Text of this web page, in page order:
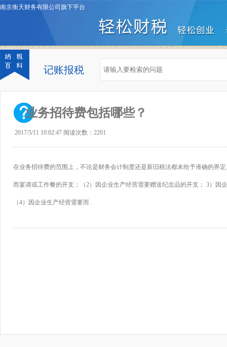
南京衡天财务有限公司旗下平台
记账报税
业务招待费包括哪些？
2017/5/11 10:02:47 阅读次数：2201
在业务招待费的范围上，不论是财务会计制度还是新旧税法都未给予准确的界
而宴请或工作餐的开支；（2）因企业生产经营需要赠送纪念品的开支； 3）
（4）因企业生产经营需要而 .